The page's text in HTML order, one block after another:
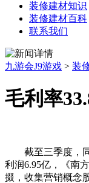
装修建材知识
装修建材百科
联系我们
九游会J9游戏 > 装
毛利率
截至三季度，同
利润6.95亿，《南
掇，收集营销概念